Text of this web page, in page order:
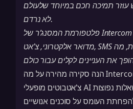
עוזר תמיכה חכם במיוחד שלעולם
לא נרדם.
פלטפורמת המסנג’ר שלIntercom
מדואר אלקטרוני, צ’אט, SMS ומדיה חברתית, מה